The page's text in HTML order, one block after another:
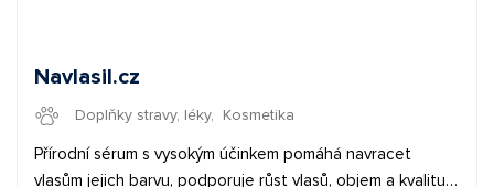
Navlasil.cz
Doplňky stravy, léky, Kosmetika
Přírodní sérum s vysokým účinkem pomáhá navracet
vlasům jejich barvu, podporuje růst vlasů, objem a kvalitu.